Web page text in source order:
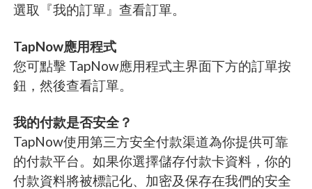
選取『我的訂單』查看訂單。
TapNow應用程式
您可點擊 TapNow應用程式主界面下方的訂單按
鈕，然後查看訂單。
我的付款是否安全？
TapNow使用第三方安全付款渠道為你提供可靠
的付款平台。如果你選擇儲存付款卡資料，你的
付款資料將被標記化、加密及保存在我們的安全